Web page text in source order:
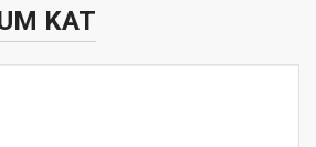
KAT